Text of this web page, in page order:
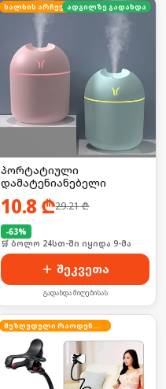
ხალხის არჩევანი
ადგილზე გადახდა
პორტატიული
დამატენიანებელი
10.8 ₾29.21₾
-63%
🛒 ბოლო 24სთ-ში იყიდა 9-მა
შეკვეთა
გადახდა მიღებისას
შეზღუდული რაოდენობა